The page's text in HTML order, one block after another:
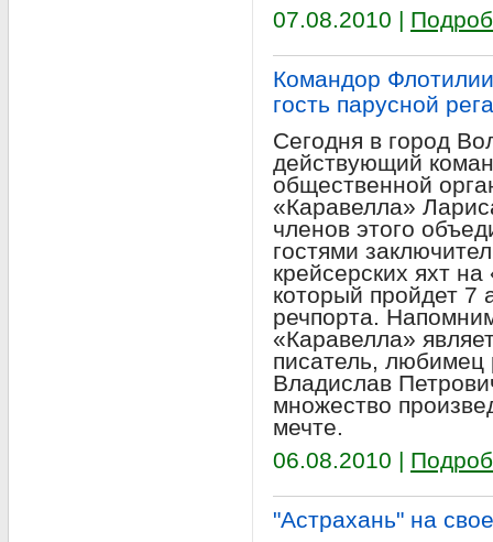
07.08.2010 |
Командор
гость парусной
Сегодня в город
действующий
общественной
«Каравелла»
членов этого
гостями
крейсерских яхт
который пройдет 7
речпорта.
«Каравелла»
писатель, любимец
Владислав
множество
мечте.
06.08.2010 |
"Астрахань" на